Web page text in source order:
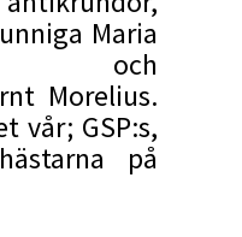
Maria
och
Morelius.
vår; GSP:s,
på